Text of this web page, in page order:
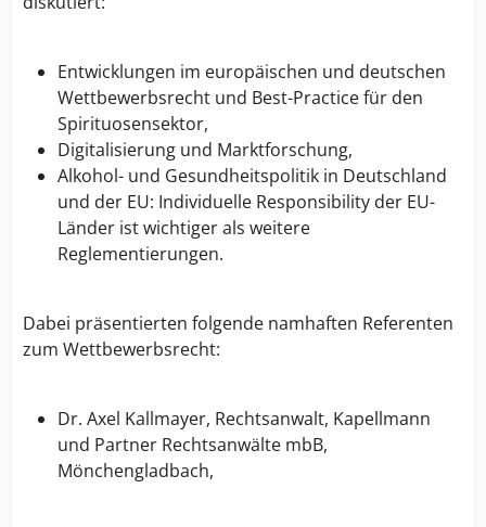
Entwicklungen im europäischen und deutschen
Wettbewerbsrecht und Best-Practice für den
Spirituosensektor,
Digitalisierung und Marktforschung,
Alkohol- und Gesundheitspolitik in Deutschland
und der EU: Individuelle Responsibility der EU-
Länder ist wichtiger als weitere
Reglementierungen.
Dabei präsentierten folgende namhaften Referenten
zum Wettbewerbsrecht:
Dr. Axel Kallmayer, Rechtsanwalt, Kapellmann
und Partner Rechtsanwälte mbB,
Mönchengladbach,